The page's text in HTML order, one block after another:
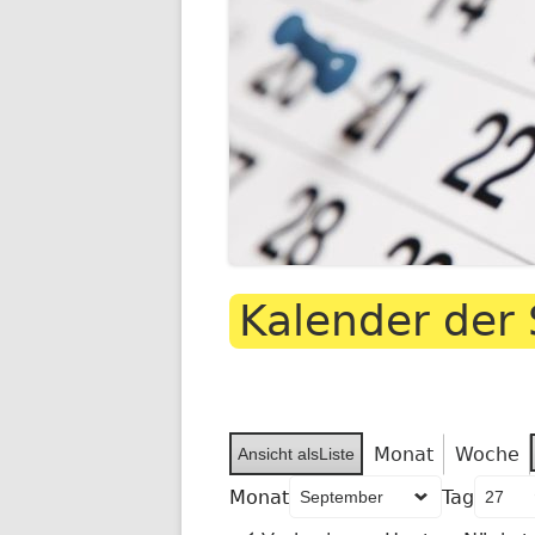
SCHULLEBEN
TERMINE IM
UNSER
Kalender der
Ansicht alsListe Monat Woche
Monat Tag